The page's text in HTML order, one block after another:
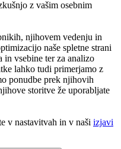
z vašim osebnim
njihovem vedenju in
naše spletne strani
in vsebine ter za analizo
lahko tudi primerjamo z
ponudbe prek njihovih
storitve že uporabljate
v nastavitvah in v naši izjavi